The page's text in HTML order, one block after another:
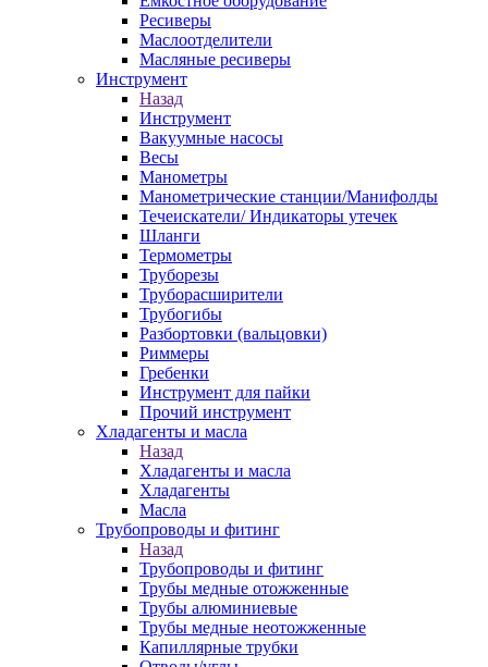
Ресиверы
Маслоотделители
Масляные ресиверы
Инструмент
Назад
Инструмент
Вакуумные насосы
Весы
Манометры
Манометрические станции/Манифолды
Течеискатели/ Индикаторы утечек
Шланги
Термометры
Труборезы
Труборасширители
Трубогибы
Разбортовки (вальцовки)
Риммеры
Гребенки
Инструмент для пайки
Прочий инструмент
Хладагенты и масла
Назад
Хладагенты и масла
Хладагенты
Масла
Трубопроводы и фитинг
Назад
Трубопроводы и фитинг
Трубы медные отожженные
Трубы алюминиевые
Трубы медные неотожженные
Капиллярные трубки